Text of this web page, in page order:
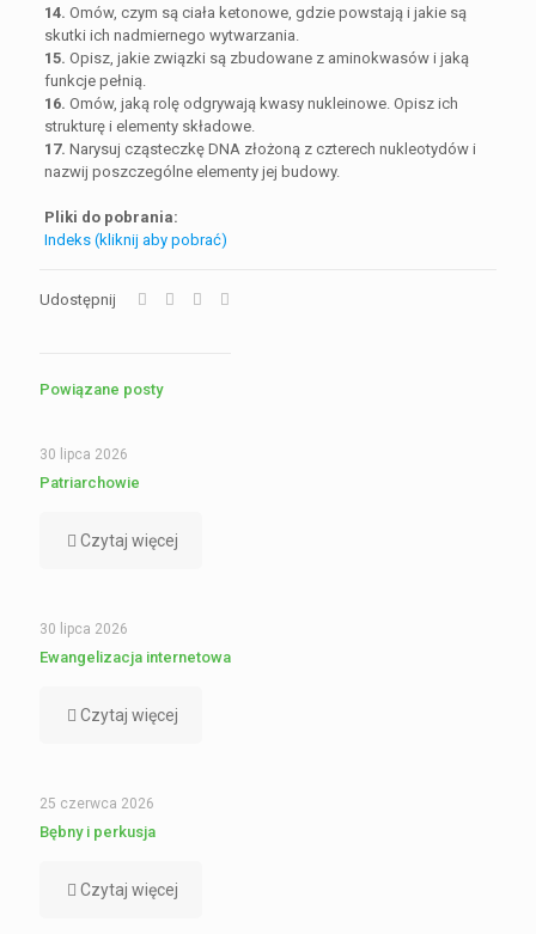
14. Omów, czym są ciała ketonowe, gdzie powstają i jakie są
skutki ich nadmiernego wytwarzania.
15. Opisz, jakie związki są zbudowane z aminokwasów i jaką
funkcje pełnią.
16. Omów, jaką rolę odgrywają kwasy nukleinowe. Opisz ich
strukturę i elementy składowe.
17. Narysuj cząsteczkę DNA złożoną z czterech nukleotydów i
nazwij poszczególne elementy jej budowy.
Pliki do pobrania:
Indeks (kliknij aby pobrać)
Udostępnij
Powiązane posty
30 lipca 2026
Patriarchowie
Czytaj więcej
30 lipca 2026
Ewangelizacja internetowa
Czytaj więcej
25 czerwca 2026
Bębny i perkusja
Czytaj więcej